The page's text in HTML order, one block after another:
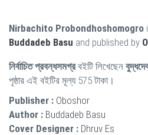
Nirbachito Probondhoshomogro
Buddadeb Basu and published by
নির্বাচিত প্রবন্ধসমগ্রবইটি লিখেছেন
পৃষ্ঠার এই বইটির মূল্য 575 টাকা।
Publisher : Oboshor
Author : Buddadeb Basu
Cover Designer : Dhruv Es